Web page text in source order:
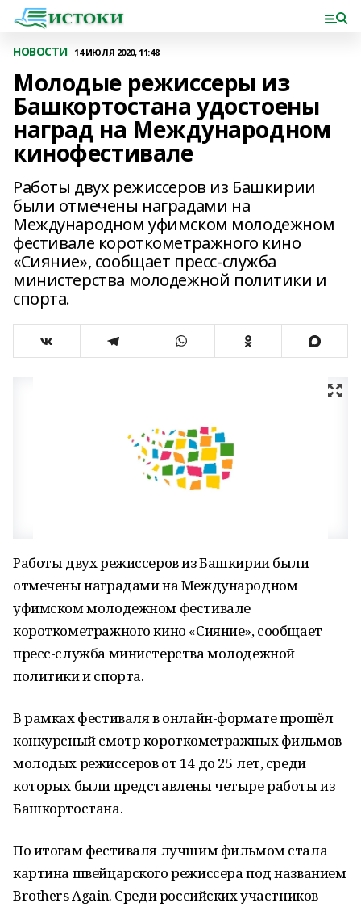
НОВОСТИ 14 ИЮЛЯ 2020, 11:48
Молодые режиссеры из
Башкортостана удостоены
наград на Международном
кинофестивале
Работы двух режиссеров из Башкирии
были отмечены наградами на
Международном уфимском молодежном
фестивале короткометражного кино
«Сияние», сообщает пресс-служба
министерства молодежной политики и
спорта.
Работы двух режиссеров из Башкирии были
отмечены наградами на Международном
уфимском молодежном фестивале
короткометражного кино «Сияние», сообщает
пресс-служба министерства молодежной
политики и спорта.
В рамках фестиваля в онлайн-формате прошёл
конкурсный смотр короткометражных фильмов
молодых режиссеров от 14 до 25 лет, среди
которых были представлены четыре работы из
Башкортостана.
По итогам фестиваля лучшим фильмом стала
картина швейцарского режиссера под названием
Brothers Again. Среди российских участников